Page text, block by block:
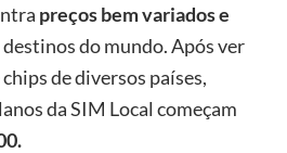
preços bem variados e
do mundo. Após ver
de diversos países,
da SIM Local começam